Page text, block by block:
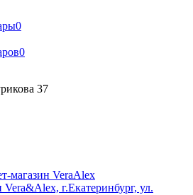
0
0
37
магазин VeraAlex
г.Екатеринбург, ул.